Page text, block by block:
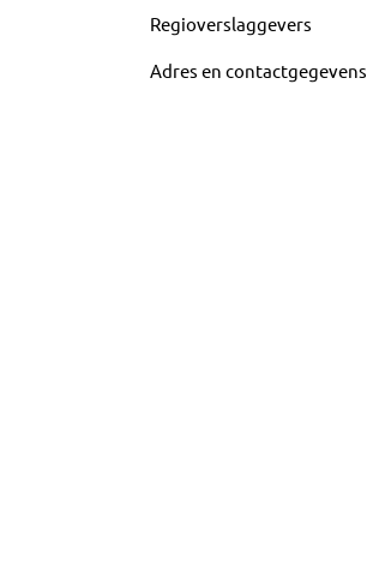
Regioverslaggevers
Adres en contactgegevens